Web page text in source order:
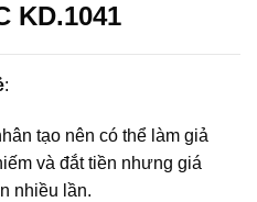
KD.1041
:
tạo nên có thể làm giả
và đắt tiền nhưng giá
nhiều lần.